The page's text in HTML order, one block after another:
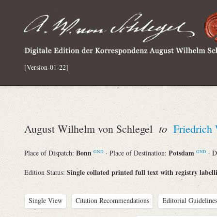
[Version-01-22]
August Wilhelm von Schlegel to Friedrich
Place of Dispatch: Bonn GND · Place of Destination:Potsdam GND ·
Edition Status: Single collated printed full text with registry
Single View Citation Recommendations Editorial